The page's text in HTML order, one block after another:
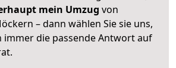
mein Umzug von
– dann wählen Sie sie uns,
immer die passende Antwort auf